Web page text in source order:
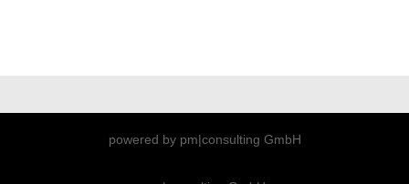
powered by pm|consulting GmbH